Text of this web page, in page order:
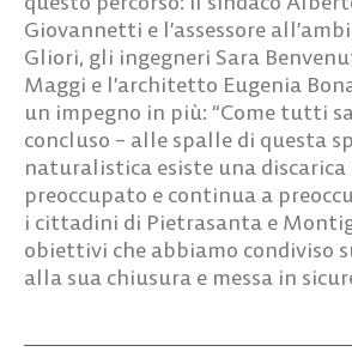
Giovannetti e l’assessore
Gliori, gli ingegneri Sara
Maggi e l’architetto Eugenia
un impegno in più: “Come tutti
concluso – alle spalle di questa
naturalistica esiste una discarica
preoccupato e continua a
i cittadini di Pietrasanta e
obiettivi che abbiamo condiviso
alla sua chiusura e messa in